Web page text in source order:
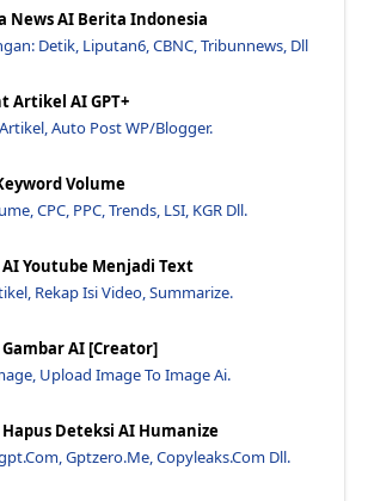
Keyword Jenis Informasional? - J...
Pencarian Jelas Dan Detail - ...
Seo Dan Jelaskan Mengapa Haru...
Seo Bagi Online Marketing? -...
Kata Kunci Dalam Internet? - Jaw...
Kata Kunci Panjang! Long Tail Ke...
Artikel? Kenapa Kata Kunci P...
Yang Bisa Kita Gunakan Untuk Res...
News AI Berita Indonesia
Detik, Liputan6, CBNC, Tribunnews, Dll
Artikel AI GPT+
Auto Post WP/Blogger.
Volume
CPC, PPC, Trends, LSI, KGR Dll.
Youtube Menjadi Text
Rekap Isi Video, Summarize.
AI [Creator]
Upload Image To Image Ai.
Deteksi AI Humanize
Gptzero.me, Copyleaks.com Dll.